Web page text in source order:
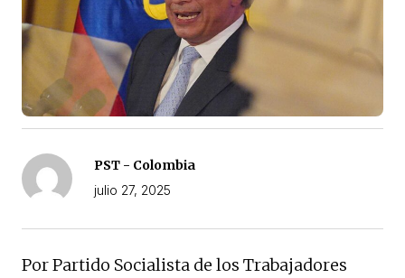
PST - Colombia
julio 27, 2025
Por Partido Socialista de los Trabajadores